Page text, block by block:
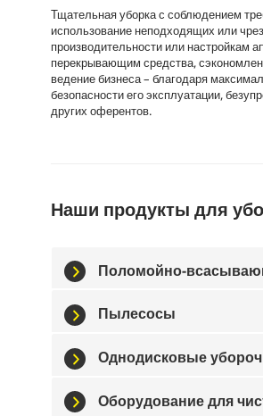
Тщательная уборка с соблюдением
использование неподходящих или
производительности или настройкам
перекрывающим средства,
ведение бизнеса – благодаря
безопасности его эксплуатации,
других оферентов.
Наши продукты для
Поломойно-
Пылесосы
Однодисковые
Оборудование для